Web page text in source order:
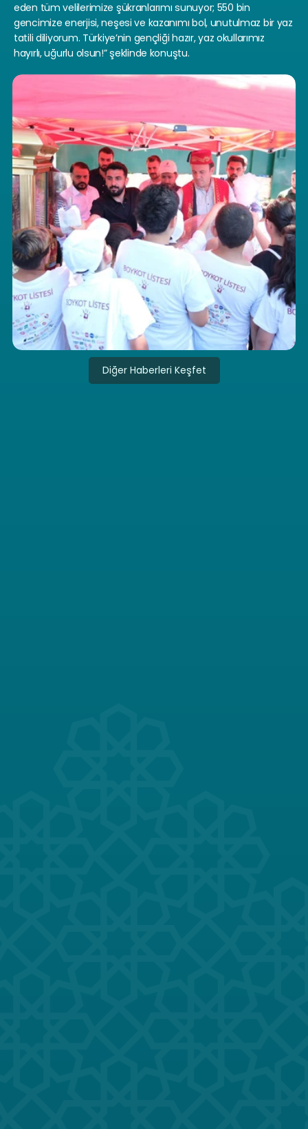
eden tüm velilerimize şükranlarımı sunuyor; 550 bin
gencimize enerjisi, neşesi ve kazanımı bol, unutulmaz bir yaz
tatili diliyorum. Türkiye’nin gençliği hazır, yaz okullarımız
hayırlı, uğurlu olsun!” şeklinde konuştu.
Diğer Haberleri Keşfet